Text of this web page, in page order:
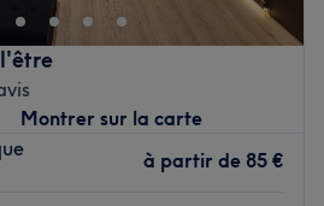
Montrer sur la carte
à partir de 85 €